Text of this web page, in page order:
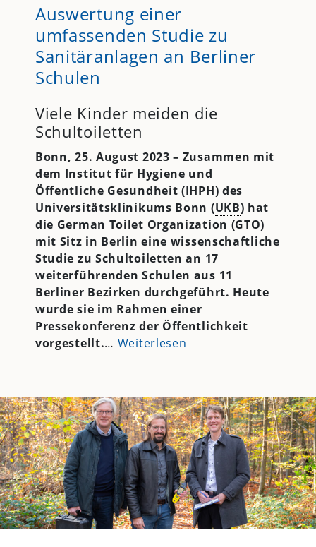
Auswertung einer
umfassenden Studie zu
Sanitäranlagen an Berliner
Schulen
Viele Kinder meiden die
Schultoiletten
Bonn, 25. August 2023 – Zusammen mit
dem Institut für Hygiene und
Öffentliche Gesundheit (IHPH) des
Universitätsklinikums Bonn (UKB) hat
die German Toilet Organization (GTO)
mit Sitz in Berlin eine wissenschaftliche
Studie zu Schultoiletten an 17
weiterführenden Schulen aus 11
Berliner Bezirken durchgeführt. Heute
wurde sie im Rahmen einer
Pressekonferenz der Öffentlichkeit
vorgestellt.… Weiterlesen